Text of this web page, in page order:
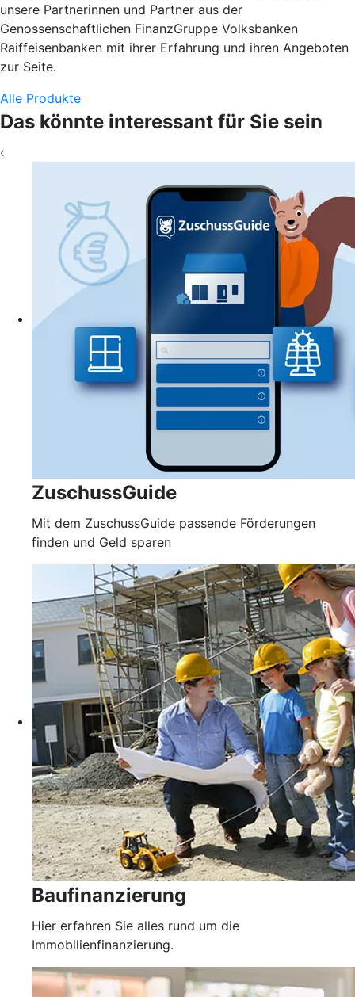
unsere Partnerinnen und Partner aus der
Genossenschaftlichen FinanzGruppe Volksbanken
Raiffeisenbanken mit ihrer Erfahrung und ihren Angeboten
zur Seite.
Alle Produkte
Das könnte interessant für Sie sein
‹
ZuschussGuide
Mit dem ZuschussGuide passende Förderungen
finden und Geld sparen
Baufinanzierung
Hier erfahren Sie alles rund um die
Immobilienfinanzierung.